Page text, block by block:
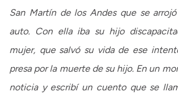
San Martín de los Andes que se
auto. Con ella iba su hijo
mujer, que salvó su vida de ese
presa por la muerte de su hijo. En un
noticia y escribí un cuento que se